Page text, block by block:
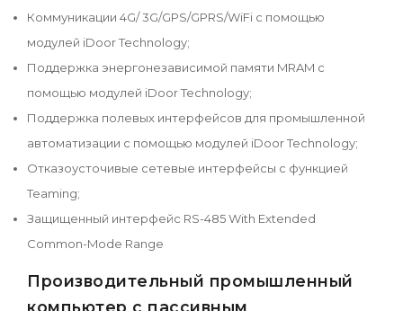
Коммуникации 4G/ 3G/GPS/GPRS/WiFi с помощью
модулей iDoor Technology;
Поддержка энергонезависимой памяти MRAM с
помощью модулей iDoor Technology;
Поддержка полевых интерфейсов для промышленной
автоматизации с помощью модулей iDoor Technology;
Отказоусточивые сетевые интерфейсы с функцией
Teaming;
Защищенный интерфейс RS-485 With Extended
Common-Mode Range
Производительный промышленный
компьютер с пассивным